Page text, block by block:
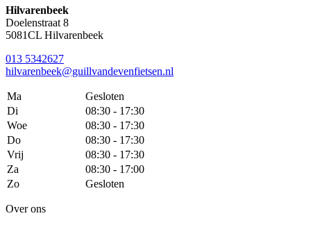
Hilvarenbeek
Doelenstraat 8
5081CL Hilvarenbeek
013 5342627
hilvarenbeek@guillvandevenfietsen.nl
Ma
Gesloten
Di
08:30 - 17:30
Woe
08:30 - 17:30
Do
08:30 - 17:30
Vrij
08:30 - 17:30
Za
08:30 - 17:00
Zo
Gesloten
Over ons